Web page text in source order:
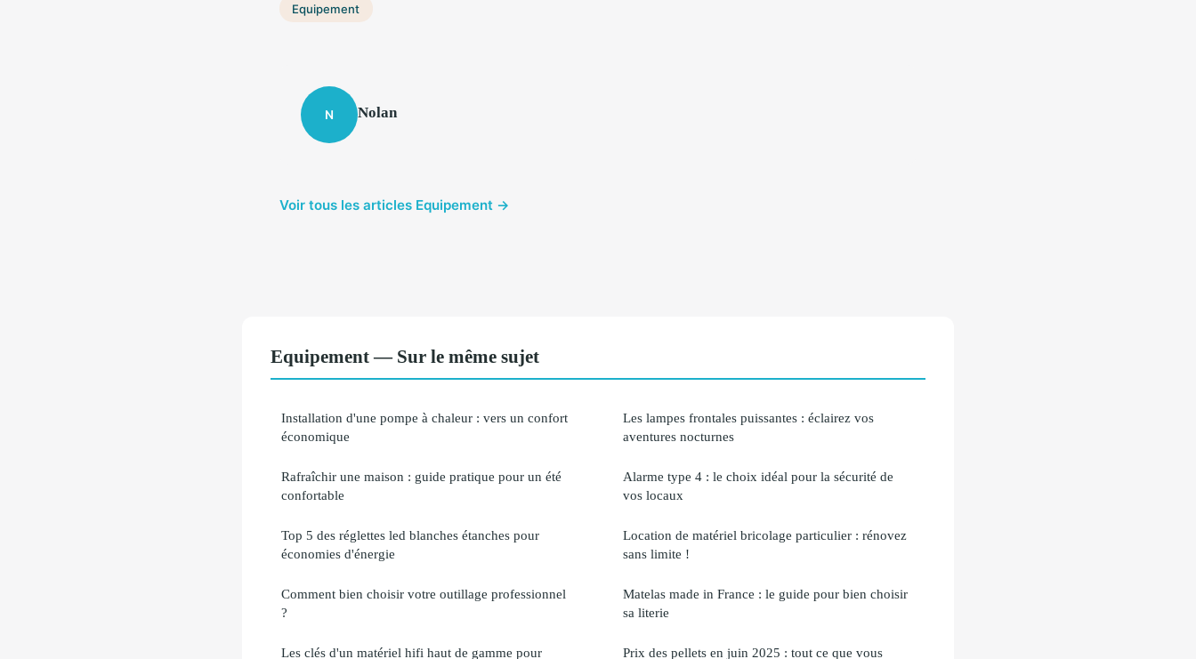
Equipement
N Nolan
Voir tous les articles Equipement →
Equipement — Sur le même sujet
Installation d'une pompe à chaleur : vers un confort
économique
Rafraîchir une maison : guide pratique pour un été
confortable
Top 5 des réglettes led blanches étanches pour
économies d'énergie
Comment bien choisir votre outillage professionnel
?
Les clés d'un matériel hifi haut de gamme pour
Les lampes frontales puissantes : éclairez vos
aventures nocturnes
Alarme type 4 : le choix idéal pour la sécurité de
vos locaux
Location de matériel bricolage particulier : rénovez
sans limite !
Matelas made in France : le guide pour bien choisir
sa literie
Prix des pellets en juin 2025 : tout ce que vous